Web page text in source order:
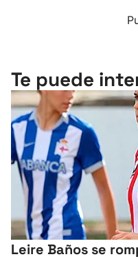
Te puede
Leire Baños se